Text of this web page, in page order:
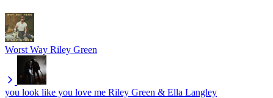
Worst Way Riley Green
you look like you love me Riley Green & Ella Langley